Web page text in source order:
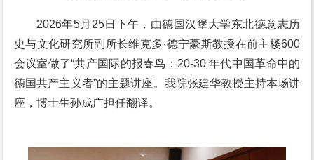
2026年5月25日下午，由德国汉堡大学东北德意志历
史与文化研究所副所长维克多·德宁豪斯教授在前主楼600
会议室做了“共产国际的报春鸟：20-30 年代中国革命中的
德国共产主义者”的主题讲座。我院张建华教授主持本场讲
座，博士生孙成广担任翻译。